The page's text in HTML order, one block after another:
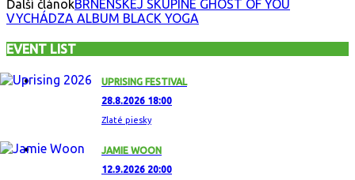
Ďalší článokBRNENSKEJ SKUPINE GHOST OF YOU
VYCHÁDZA ALBUM BLACK YOGA
EVENT LIST
UPRISING FESTIVAL
28.8.2026 18:00
Zlaté piesky
JAMIE WOON
12.9.2026 20:00